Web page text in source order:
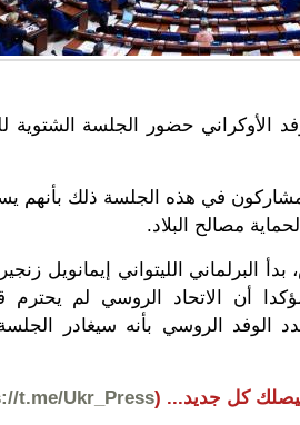
الأوكراني حضور الجلسة الشتوية
في هذه الجلسة ذلك بأنهم
مصالح البلاد.
البرلماني الليتواني إيمانويل
أن الاتحاد الروسي لم يحترم
الوفد الروسي بأنه سيغادر
كل جديد... (
t.me/Ukr_Press